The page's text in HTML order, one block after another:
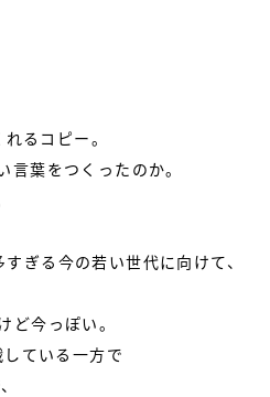
るコピー。
葉をつくったのか。
ぎる今の若い世代に向けて、
ど今っぽい。
ている一方で